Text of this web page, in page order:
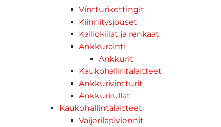
Vintturikettingit
Kiinnitysjouset
Kalliokiilat ja renkaat
Ankkurointi
Ankkurit
Kaukohallintalaitteet
Ankkurivintturit
Ankkurirullat
Kaukohallintalaitteet
Vaijeriläpiviennit